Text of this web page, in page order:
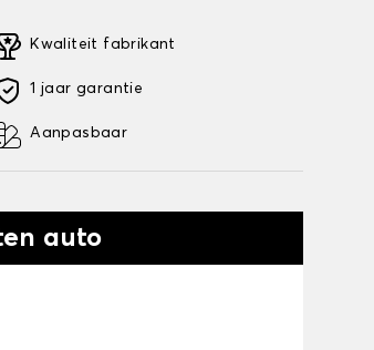
Kwaliteit fabrikant
1 jaar garantie
Aanpasbaar
auto